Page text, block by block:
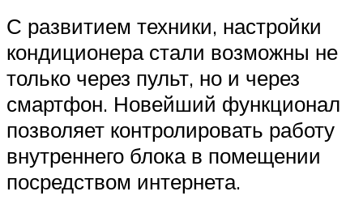
С развитием техники, настройки
кондиционера стали возможны не
только через пульт, но и через
смартфон. Новейший функционал
позволяет контролировать работу
внутреннего блока в помещении
посредством интернета.